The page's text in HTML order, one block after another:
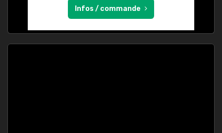
Infos / commande